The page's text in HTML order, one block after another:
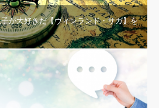
が大好きだ【ヴィンランド・サガ】を